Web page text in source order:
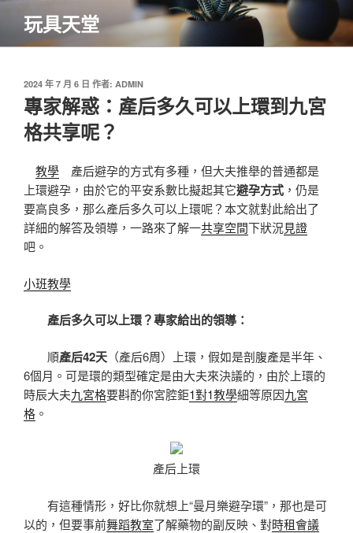
主
玩具天堂
發
佈
於
2024 年 7 月 6 日 作者: ADMIN
專家解惑：產后多久可以上環到九宮
格共享呢？
教學 產后避孕的方式有多種，但大夫推舉的普通都是
上環避孕，由於它的平安系數比擬起其它避孕方式 ，仍是
要高良多，那么產后多久可以上環呢？本文就對此給出了
詳細的解答及領導，一路來了解一共享空間下狀況見證
吧。
小班教學
產后多久可以上環？專家給出的領導：
順產后42天 （產后6周）上環，假如是剖腹產是半年、
6個月。可是環的類型確定是由大夫來決議的，由於上環的
時辰大夫九宮格要斟酌你宮腔鉅1對1教學細等原因九宮
格 。
產后上環
有這種情形，好比你就想上“曼月樂避孕環”，那也是可
以的，但要事前舞蹈教室了解藥物的副反映、對時租會議